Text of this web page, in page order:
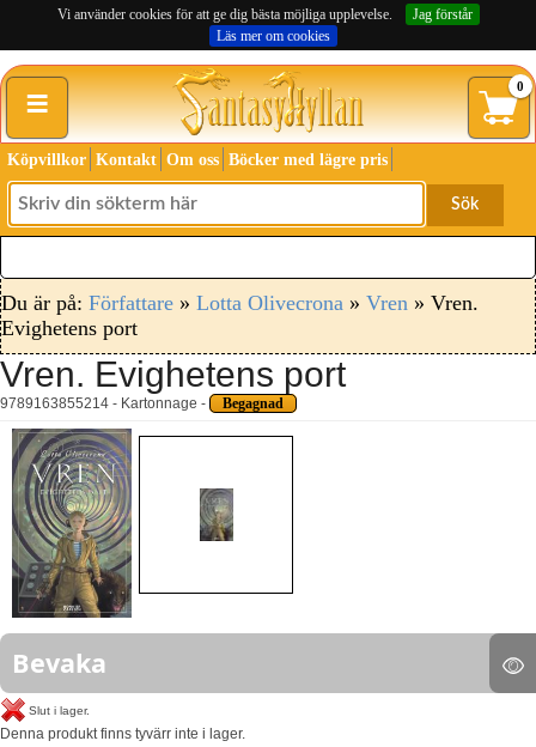
Vi använder cookies för att ge dig bästa möjliga upplevelse.
Jag förstår
Läs mer om cookies
≡ 0
Köpvillkor Kontakt Om oss Böcker med lägre pris
Sök
Du är på: Författare » Lotta Olivecrona » Vren » Vren.
Evighetens port
Vren. Evighetens port
9789163855214 - Kartonnage - Begagnad
Bevaka
Slut i lager.
Denna produkt finns tyvärr inte i lager.